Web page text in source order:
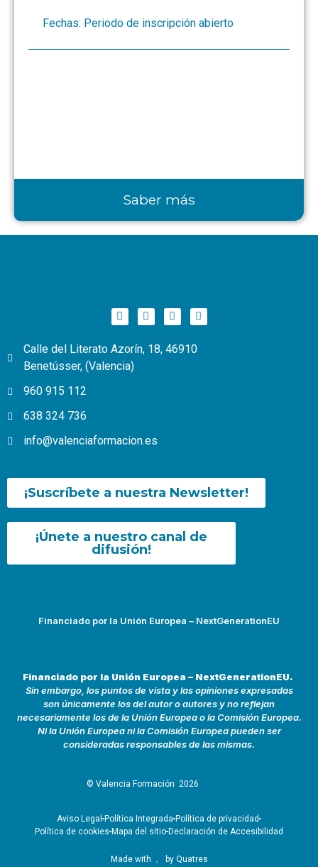
Fechas: Periodo de inscripción abierto
Saber más
Calle del Literato Azorín, 18, 46910
Benetússer, (Valencia)
960 915 112
638 324 736
info@valenciaformacion.es
¡Suscríbete a nuestra Newsletter!
¡Únete a nuestro canal de
difusión!
Financiado por la Unión Europea – NextGenerationEU
Financiado por la Unión Europea – NextGenerationEU.
Sin embargo, los puntos de vista y las opiniones expresadas
son únicamente los del autor o autores y no reflejan
necesariamente los de la Unión Europea o la Comisión Europea.
Ni la Unión Europea ni la Comisión Europea pueden ser
consideradas responsables de las mismas.
© Valencia Formación 2026
Aviso Legal Política Integrada Política de privacidad
Política de cookies Mapa del sitio Declaración de Accesibilidad